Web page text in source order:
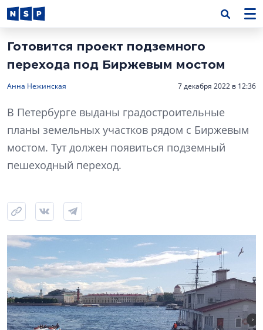
Готовится проект подземного
перехода под Биржевым мостом
Анна Нежинская 7 декабря 2022 в 12:36
В Петербурге выданы градостроительные
планы земельных участков рядом с Биржевым
мостом. Тут должен появиться подземный
пешеходный переход.